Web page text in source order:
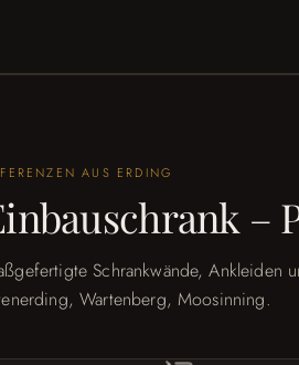
AUS ERDING
–
Schrankwände, Ankleiden
Wartenberg, Moosinning.